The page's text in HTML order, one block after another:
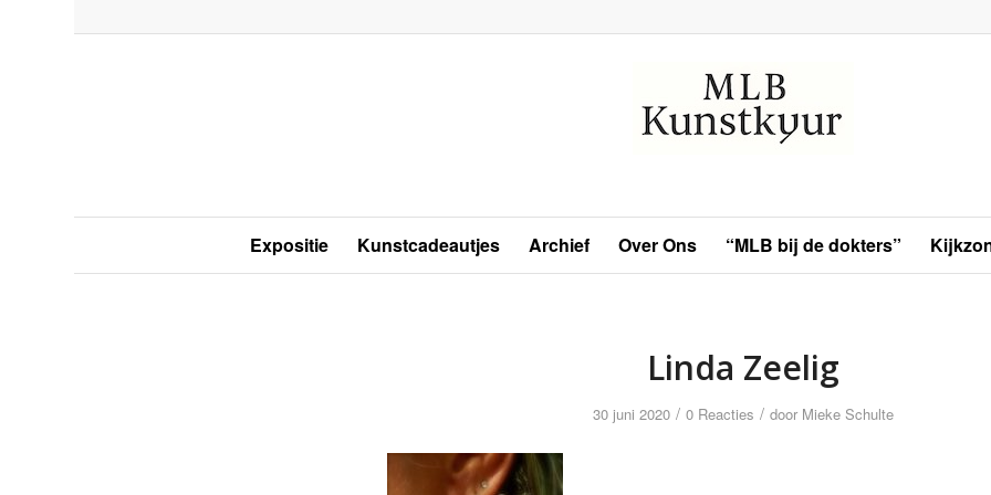
Expositie Kunstcadeautjes Archief Over Ons “MLB bij de dokters”
Linda Zeelig
30 juni 2020 / 0 Reacties / door Mieke Schulte